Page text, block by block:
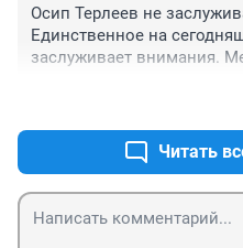
Осип Терлеев не
Единственное на
заслуживает внимания.
Читать